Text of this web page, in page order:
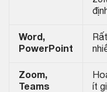
Word,
PowerPoint
Zoom,
Teams
ít